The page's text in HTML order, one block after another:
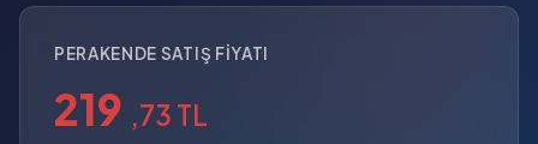
PERAKENDE SATIŞ FIYATI
219 ,73 TL